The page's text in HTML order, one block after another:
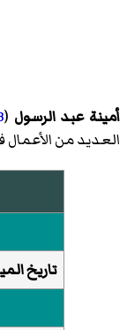
أمينة عبد الرسول (
العديد من الأعمال
تاريخ